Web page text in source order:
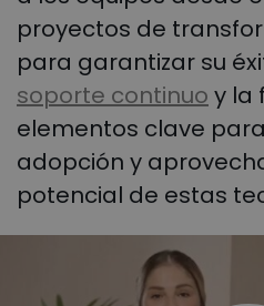
proyectos de
para garantizar su
soporte continuo y la
elementos clave
adopción y
potencial de estas